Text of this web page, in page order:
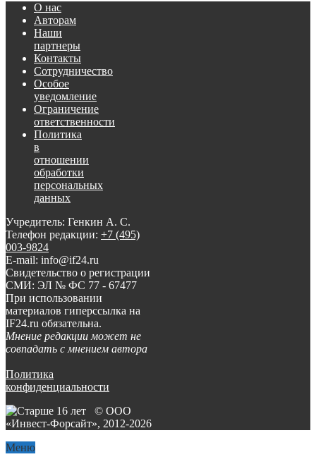
О нас
Авторам
Наши
партнеры
Контакты
Сотрудничество
Особое
уведомление
Ограничение
ответственности
Политика
в
отношении
обработки
персональных
данных
Учредитель: Генкин А. С.
Телефон редакции: +7 (495)
003-9824
E-mail: info@if24.ru
Свидетельство о регистрации
СМИ: ЭЛ № ФС 77 - 67477
При использовании
материалов гиперссылка на
IF24.ru обязательна.
Мнение редакции может не
совпадать с мнением автора
Политика
конфиденциальности
© ООО
«Инвест-Форсайт», 2012-2026
Меню